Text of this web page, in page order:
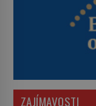
ZAJÍMAVOSTI